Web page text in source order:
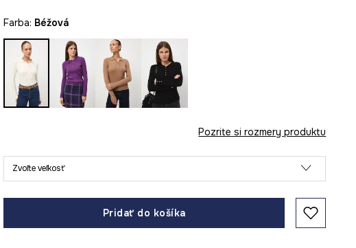
Farba: béžová
Pozrite si rozmery produktu
Zvoľte veľkosť
Pridať do košíka